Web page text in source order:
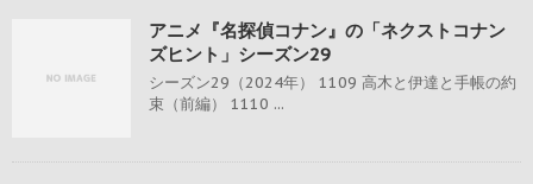
アニメ『名探偵コナン』の「ネクストコナン
ズヒント」シーズン29
シーズン29（2024年） 1109 高木と伊達と手帳の約
束（前編） 1110 ...